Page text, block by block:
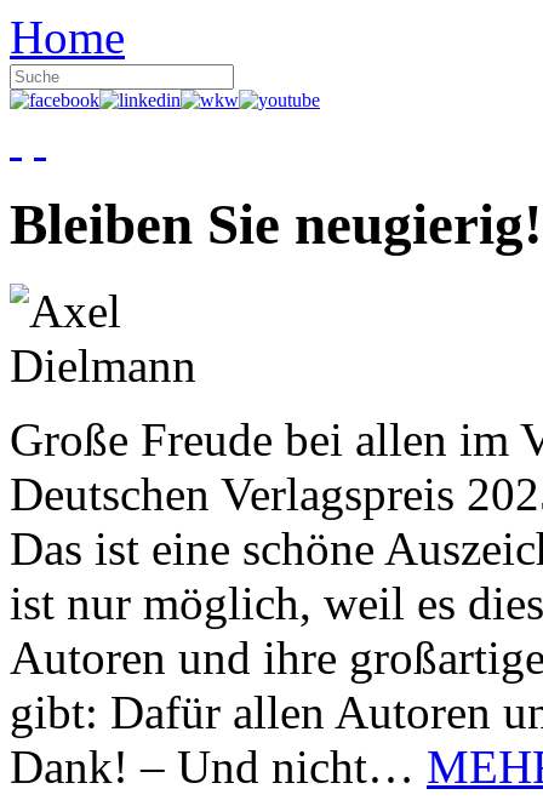
Home
Bleiben Sie neugierig!
Große Freude bei allen im
Deutschen Verlagspreis
Das ist eine schöne
ist nur möglich, weil es
Autoren und ihre
gibt: Dafür allen Autoren
Dank! – Und nicht…